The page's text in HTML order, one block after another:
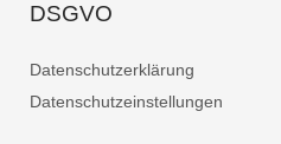
DSGVO
Datenschutzerklärung
Datenschutzeinstellungen